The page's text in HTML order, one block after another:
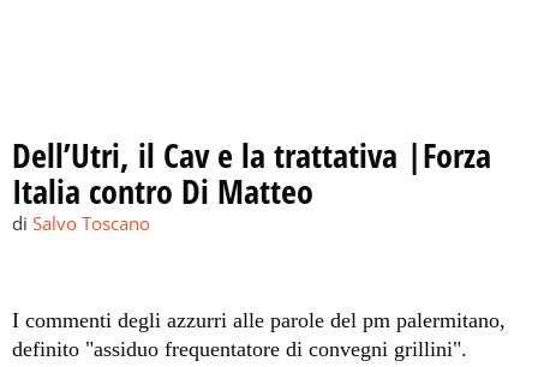
Dell’Utri, il Cav e la trattativa |Forza
Italia contro Di Matteo
di Salvo Toscano
I commenti degli azzurri alle parole del pm palermitano,
definito "assiduo frequentatore di convegni grillini".